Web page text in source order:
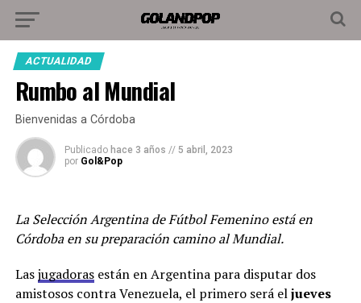
ACTUALIDAD
Rumbo al Mundial
Bienvenidas a Córdoba
Publicado hace 3 años // 5 abril, 2023
por Gol&Pop
La Selección Argentina de Fútbol Femenino está en
Córdoba en su preparación camino al Mundial.
Lasjugadorasestán en Argentina para disputar dos
amistosos contra Venezuela, el primero será eljueves